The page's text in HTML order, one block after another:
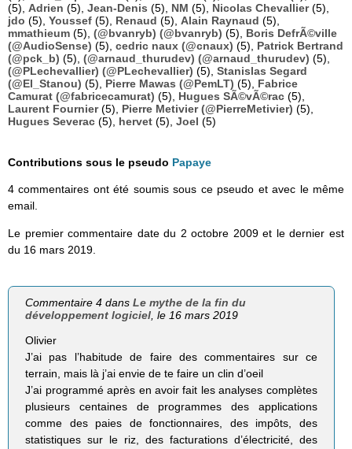
(5), Adrien (5), Jean-Denis (5), NM (5), Nicolas Chevallier(5),
jdo (5), Youssef (5), Renaud (5), Alain Raynaud (5),
mmathieum (5), (@bvanryb) (@bvanryb) (5), Boris DefrÃ©ville
(@AudioSense) (5), cedric naux (@cnaux) (5), Patrick Bertrand
(@pck_b) (5), (@arnaud_thurudev) (@arnaud_thurudev) (5),
(@PLechevallier) (@PLechevallier) (5), Stanislas Segard
(@El_Stanou) (5), Pierre Mawas (@PemLT) (5), Fabrice
Camurat (@fabricecamurat) (5), Hugues SÃ©vÃ©rac (5),
Laurent Fournier(5), Pierre Metivier (@PierreMetivier) (5),
Hugues Severac (5), hervet (5), Joel (5)
Contributions sous le pseudo Papaye
4 commentaires ont été soumis sous ce pseudo et avec le même
email.
Le premier commentaire date du 2 octobre 2009 et le dernier est
du 16 mars 2019.
Commentaire 4 dansLe mythe de la fin du
développement logiciel, le 16 mars 2019
Olivier
J’ai pas l’habitude de faire des commentaires sur ce
terrain, mais là j’ai envie de te faire un clin d’oeil
J’ai programmé après en avoir fait les analyses complètes
plusieurs centaines de programmes des applications
comme des paies de fonctionnaires, des impôts, des
statistiques sur le riz, des facturations d’électricité, des